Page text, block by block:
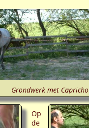
Grondwerk met Capricho
Op
de